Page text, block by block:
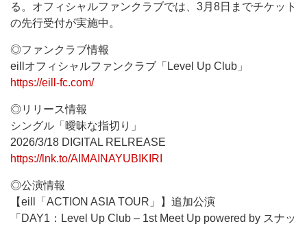
る。オフィシャルファンクラブでは、3月8日までチケット
の先行受付が実施中。
◎ファンクラブ情報
eillオフィシャルファンクラブ「Level Up Club」
https://eill-fc.com/
◎リリース情報
シングル「曖昧な指切り」
2026/3/18 DIGITAL RELREASE
https://lnk.to/AIMAINAYUBIKIRI
◎公演情報
【eill「ACTION ASIA TOUR」】追加公演
「DAY1：Level Up Club – 1st Meet Up powered by スナッ